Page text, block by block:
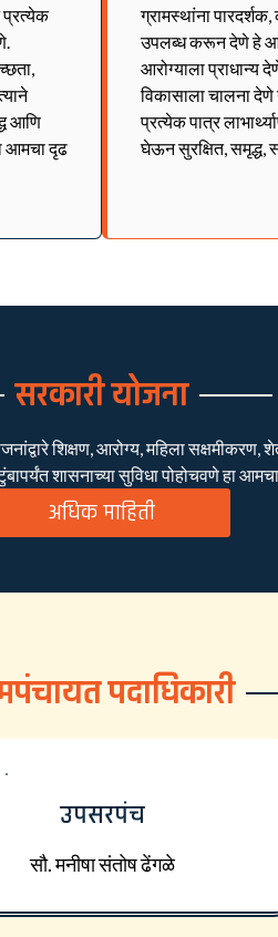
प्रत्येक
आणि
आमचा दृढ
ग्रामस्थांना
उपलब्ध करून देणे हे
आरोग्याला प्राधान्य
विकासाला चालना देणे
प्रत्येक पात्र
घेऊन सुरक्षित, समृद्ध,
सरकारी योजना
शिक्षण, आरोग्य, महिला सक्षमीकरण,
शासनाच्या सुविधा पोहोचवणे हा
अधिक माहिती
पदाधिकारी
उपसरपंच
सौ. मनीषा संतोष ढेंगळे